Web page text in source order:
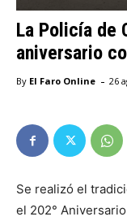
La Policía de
aniversario
By El Faro Online - 26
Se realizó el
el 202°